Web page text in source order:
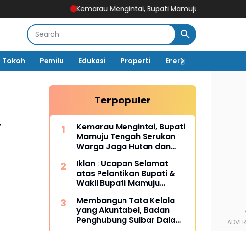
Kemarau Mengintai, Bupati Mamuju Tengah Serukan
Tokoh Pemilu Edukasi Properti Energi
Terpopuler
Kemarau Mengintai, Bupati
Mamuju Tengah Serukan
Warga Jaga Hutan dan
Iklan : Ucapan Selamat
atas Pelantikan Bupati &
Wakil Bupati Mamuju
Membangun Tata Kelola
yang Akuntabel, Badan
Penghubung Sulbar Dalami